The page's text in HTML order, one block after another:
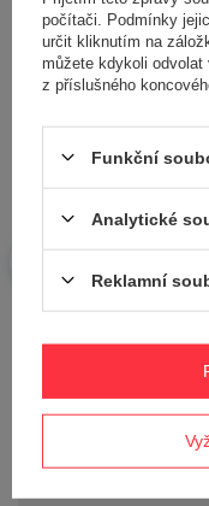
Vaše jméno
Váš e-mail
POLOŽIT OTÁZKU
Potřebujete
Položte svůj dotaz a my
nejzajímavější dotazy a
počítači. Podmínky
určit kliknutím na
můžete kdykoli
z příslušného
Funkční
Analytické
Reklamní